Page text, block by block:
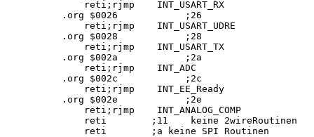
    reti;rjmp    INT_USART_RX
.org $0026            ;26
    reti;rjmp    INT_USART_UDRE
.org $0028            ;28
    reti;rjmp    INT_USART_TX
.org $002a            ;2a
    reti;rjmp    INT_ADC
.org $002c            ;2c
    reti;rjmp    INT_EE_Ready
.org $002e            ;2e
    reti;rjmp    INT_ANALOG_COMP
    reti        ;11    keine 2wireRoutinen
    reti        ;a keine SPI Routinen